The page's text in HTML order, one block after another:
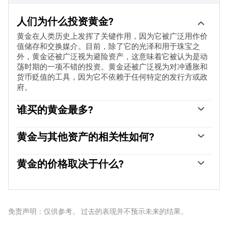
人们为什么投资黄金?
黄金在人类历史上发挥了关键作用，因为它被广泛用作价
值储存和交换媒介。目前，除了它的光泽和用于珠宝之
外，黄金还被广泛视为避险资产，这意味着它被认为是动
荡时期的一项不错的投资。黄金还被广泛视为对冲通胀和
货币贬值的工具，因为它不依赖于任何特定的发行方或政
府。
谁买的黄金最多?
货币，各国央行倾向于使储备多样化，并购买黄金，以提
高人们对经济和货币实力的看法。高黄金储备可以成为一
各国央行在2022年增加了1136吨黄金储备，价值约700亿
黄金与其他资产的相关性如何?
产和避险资产。当美元贬值时，黄金往往会上涨，使投资
者和央行能够在动荡时期实现资产多元化。黄金与风险资
的市场的抛售往往有利于黄金。
黄金的价格取决于什么?
或对深度衰退的担忧可能会迅速推高黄金价格，因其避险
上涨，而较高的资金成本通常会拖累黄金。尽管如此，由
免责声明：仅供参考。 过去的表现并不预示未来的结果。